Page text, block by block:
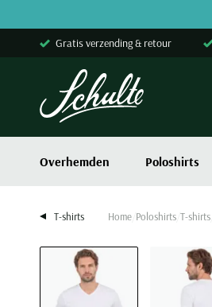
Gratis verzending & retour
Overhemden Poloshirts
T-shirts Home Poloshirts T-shirts